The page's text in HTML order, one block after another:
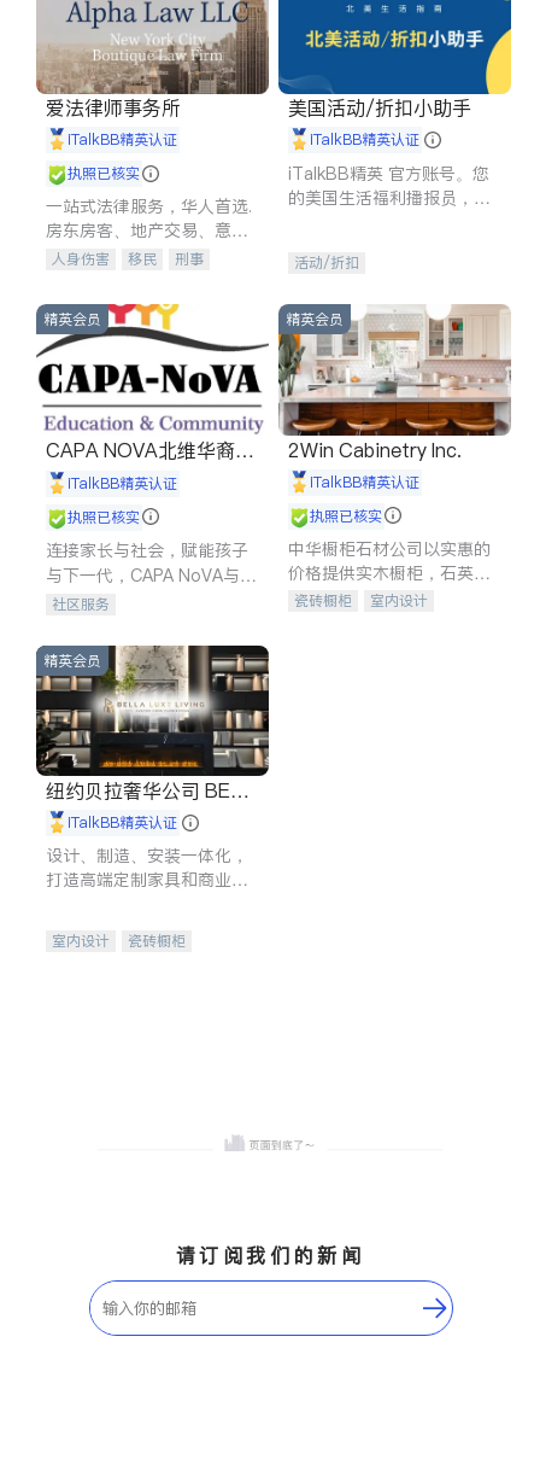
爱法律师事务所
iTalkBB精英认证
执照已核实
一站式法律服务，华人首选.
房东房客、地产交易、意外
伤害、车祸重伤、商业诉
建筑合同、刑事案件全包办
人身伤害 移民
刑事
信托/遗嘱
商业
索赔
律师-其它 保释
美国活动/折扣小助手
iTalkBB精英认证
iTalkBB精英 官方账号。您
的美国生活福利播报员，精
专属福利。
活动/折扣
精英会员
CAPA NOVA北维华裔家
长会iTalkBB精英认证
执照已核实
连接家长与社会，赋能孩子
与下一代，CAPA NoVA与您
携手建设包容、公平、充满
社区服务
精英会员
2Win Cabinetry Inc.
iTalkBB精英认证
执照已核实
中华橱柜石材公司以实惠的
价格提供实木橱柜，石英石
台面，多种优质不锈钢水
瓷砖橱柜
室内设计
精英会员
纽约贝拉奢华公司 BELL
A LUXE
iTalkBB精英认证
设计、制造、安装一体化，
打造高端定制家具和商业空
室内设计
瓷砖橱柜
请订阅我们的新闻